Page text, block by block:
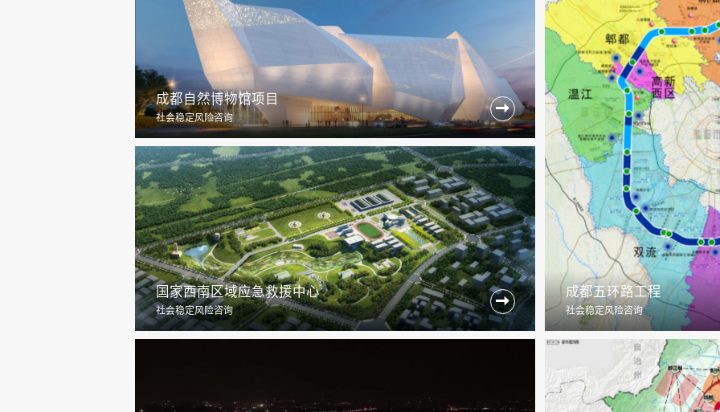
成都五环路工程
社会稳定风险咨询
成都自然博物馆项目
社会稳定风险咨询

国家西南区域应急救援中心
社会稳定风险咨询
